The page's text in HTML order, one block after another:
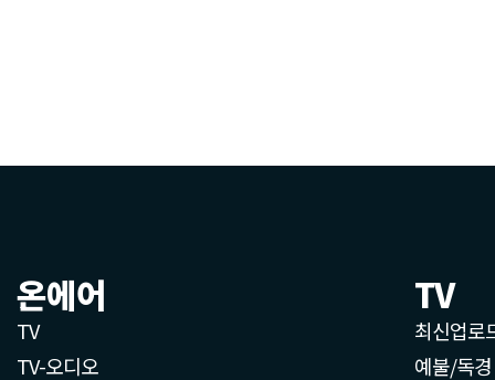
온에어
TV
TV-오디오
TV
최신업로
예불/독경